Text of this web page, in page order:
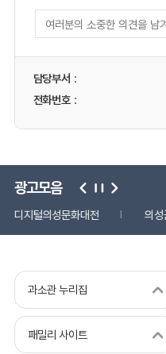
담당부서 :
전화번호:
광고모음
디지털의성문화대전 의성
과소관 누리집
패밀리 사이트